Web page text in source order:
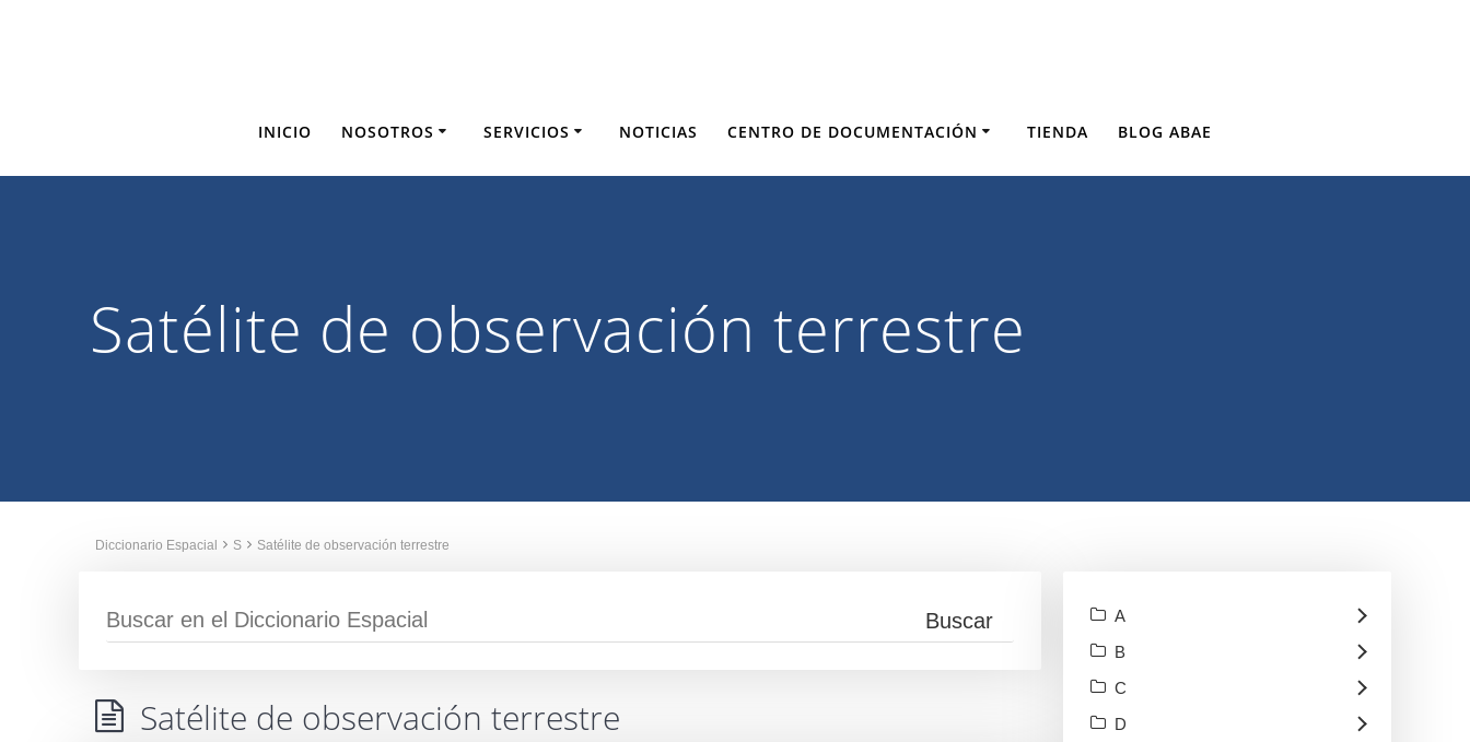
INICIO NOSOTROS SERVICIOS NOTICIAS CENTRO DE DOCUMENTACIÓN TIENDA BLOG ABAE
Satélite de observación terrestre
Diccionario Espacial S Satélite de observación terrestre
Satélite de observación terrestre
A
B
C
D